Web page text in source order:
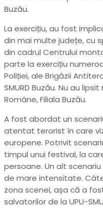
Buzău.
La exercițiu, au fost
din mai multe județe, cu
din cadrul Centrului
parte la exercițiu
Poliției, ale Brigăzii
SMURD Buzău. Nu au
Române, Filiala Buzău.
A fost abordat un
atentat terorist în care
europene. Potrivit
timpul unui festival, la
persoane. Un alt
de mare intensitate.
zona scenei, așa că a
salvatorilor de la UPU-